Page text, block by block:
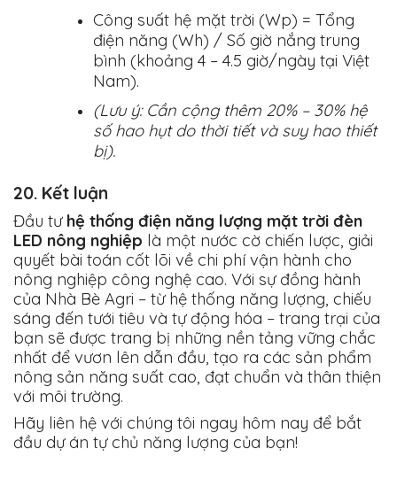
Công suất hệ mặt trời (Wp) = Tổng
điện năng (Wh) / Số giờ nắng trung
bình (khoảng 4 – 4.5 giờ/ngày tại Việt
Nam).
(Lưu ý: Cần cộng thêm 20% – 30% hệ
số hao hụt do thời tiết và suy hao thiết
bị).
20. Kết luận
Đầu tư hệ thống điện năng lượng mặt trời đèn
LED nông nghiệp là một nước cờ chiến lược, giải
quyết bài toán cốt lõi về chi phí vận hành cho
nông nghiệp công nghệ cao. Với sự đồng hành
của Nhà Bè Agri – từ hệ thống năng lượng, chiếu
sáng đến tưới tiêu và tự động hóa – trang trại của
bạn sẽ được trang bị những nền tảng vững chắc
nhất để vươn lên dẫn đầu, tạo ra các sản phẩm
nông sản năng suất cao, đạt chuẩn và thân thiện
với môi trường.
Hãy liên hệ với chúng tôi ngay hôm nay để bắt
đầu dự án tự chủ năng lượng của bạn!